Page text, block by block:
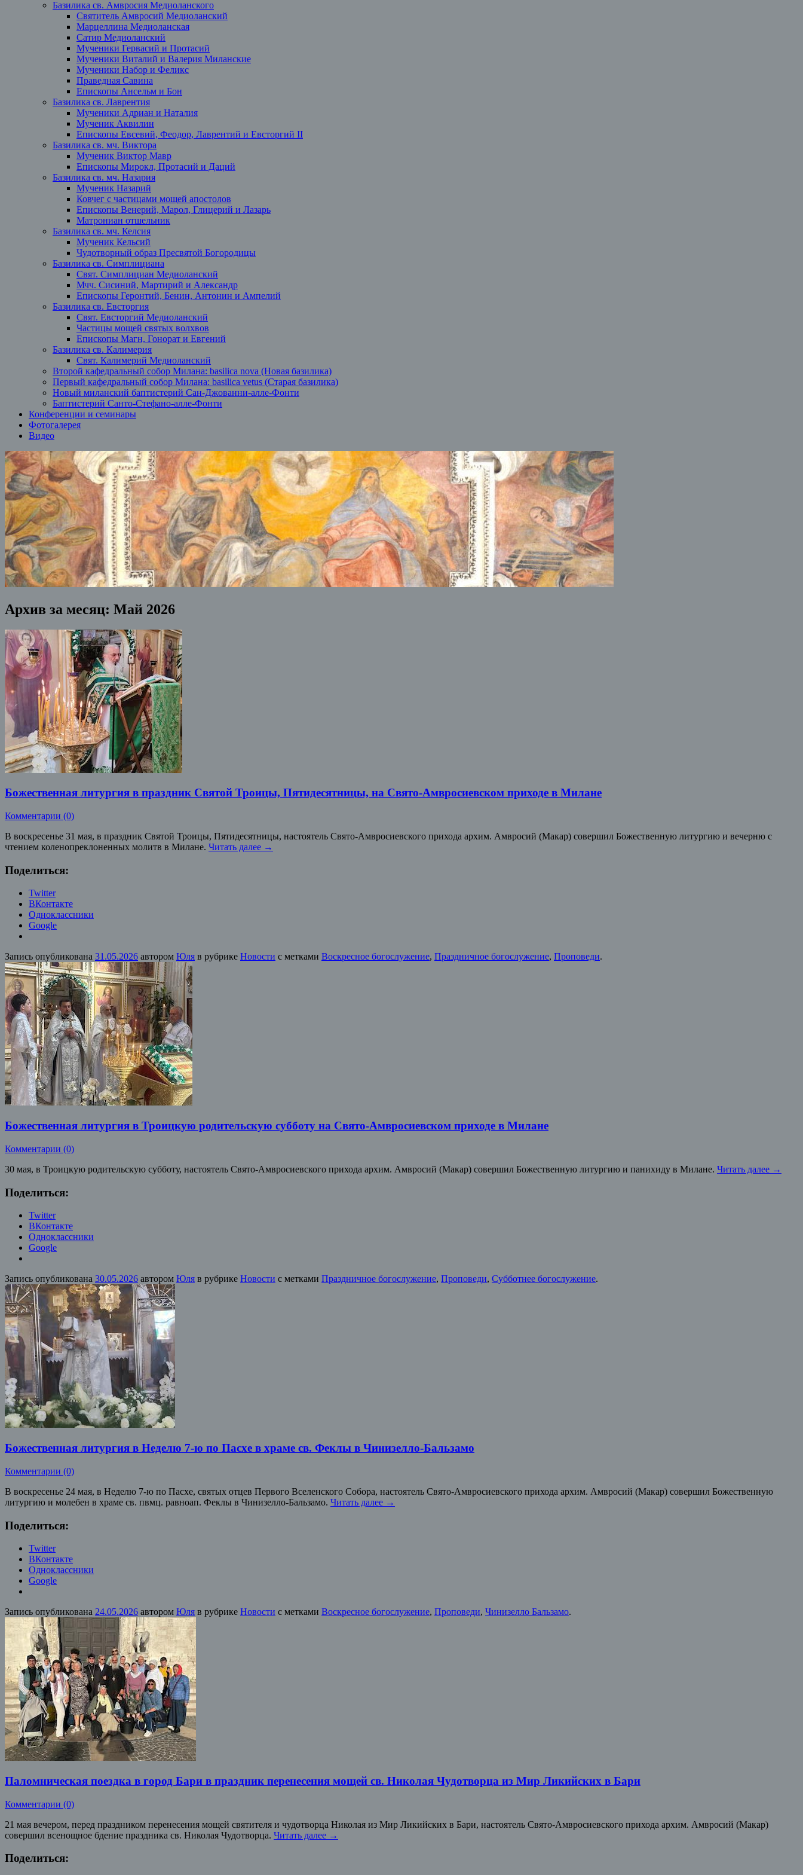
Базилика св. Амвросия Медиоланского
Святитель Амвросий Медиоланский
Марцеллина Медиоланская
Сатир Медиоланский
Мученики Гервасий и Протасий
Мученики Виталий и Валерия Миланские
Мученики Набор и Феликс
Праведная Савина
Епископы Ансельм и Бон
Базилика св. Лаврентия
Мученики Адриан и Наталия
Мученик Аквилин
Епископы Евсевий, Феодор, Лаврентий и Евсторгий II
Базилика св. мч. Виктора
Мученик Виктор Мавр
Епископы Мирокл, Протасий и Даций
Базилика св. мч. Назария
Мученик Назарий
Ковчег с частицами мощей апостолов
Епископы Венерий, Марол, Глицерий и Лазарь
Матрониан отшельник
Базилика св. мч. Келсия
Мученик Кельсий
Чудотворный образ Пресвятой Богородицы
Базилика св. Симплициана
Свят. Симплициан Медиоланский
Мчч. Сисиний, Мартирий и Александр
Епископы Геронтий, Бенин, Антонин и Ампелий
Базилика св. Евсторгия
Свят. Евсторгий Медиоланский
Частицы мощей святых волхвов
Епископы Магн, Гонорат и Евгений
Базилика св. Калимерия
Свят. Калимерий Медиоланский
Второй кафедральный собор Милана: basilica nova (Новая базилика)
Первый кафедральный собор Милана: basilica vetus (Старая базилика)
Новый миланский баптистерий Сан-Джованни-алле-Фонти
Баптистерий Санто-Стефано-алле-Фонти
Конференции и семинары
Фотогалерея
Видео
Архив за месяц: Май 2026
Божественная литургия в праздник Святой Троицы, Пятидесятницы, на Свято-Амвросиевском приходе в Милане
Комментарии (0)
В воскресенье 31 мая, в праздник Святой Троицы, Пятидесятницы, настоятель Свято-Амвросиевского прихода архим. Амвросий (Макар) совершил Божественную литургию и вечерню с
чтением коленопреклоненных молитв в Милане. Читать далее →
Поделиться:
Twitter
ВКонтакте
Одноклассники
Google
Запись опубликована 31.05.2026 автором Юля в рубрике Новости с метками Воскресное богослужение, Праздничное богослужение, Проповеди.
Божественная литургия в Троицкую родительскую субботу на Свято-Амвросиевском приходе в Милане
Комментарии (0)
30 мая, в Троицкую родительскую субботу, настоятель Свято-Амвросиевского прихода архим. Амвросий (Макар) совершил Божественную литургию и панихиду в Милане. Читать далее →
Поделиться:
Twitter
ВКонтакте
Одноклассники
Google
Запись опубликована 30.05.2026 автором Юля в рубрике Новости с метками Праздничное богослужение, Проповеди, Субботнее богослужение.
Божественная литургия в Неделю 7-ю по Пасхе в храме св. Феклы в Чинизелло-Бальзамо
Комментарии (0)
В воскресенье 24 мая, в Неделю 7-ю по Пасхе, святых отцев Первого Вселенского Собора, настоятель Свято-Амвросиевского прихода архим. Амвросий (Макар) совершил Божественную
литургию и молебен в храме св. пвмц. равноап. Феклы в Чинизелло-Бальзамо. Читать далее →
Поделиться:
Twitter
ВКонтакте
Одноклассники
Google
Запись опубликована 24.05.2026 автором Юля в рубрике Новости с метками Воскресное богослужение, Проповеди, Чинизелло Бальзамо.
Паломническая поездка в город Бари в праздник перенесения мощей св. Николая Чудотворца из Мир Ликийских в Бари
Комментарии (0)
21 мая вечером, перед праздником перенесения мощей святителя и чудотворца Николая из Мир Ликийских в Бари, настоятель Свято-Амвросиевского прихода архим. Амвросий (Макар)
совершил всенощное бдение праздника св. Николая Чудотворца. Читать далее →
Поделиться: